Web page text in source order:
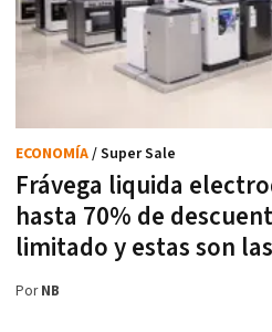
Frávega liquida
hasta 70% de
limitado y estas son
ECONOMÍA/ Super Sale
PorNB